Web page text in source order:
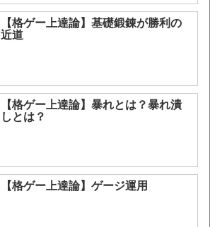
【格ゲー上達論】基礎鍛錬が勝利の
近道
【格ゲー上達論】暴れとは？暴れ潰
しとは？
【格ゲー上達論】ゲージ運用